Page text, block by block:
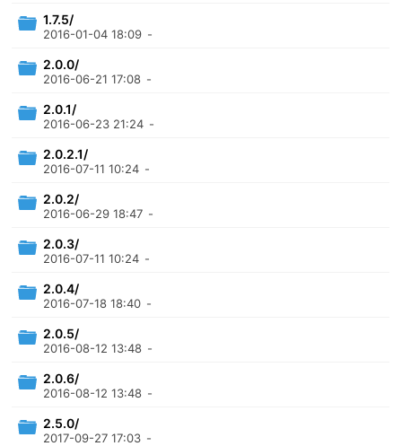
1.7.5/
2016-01-04 18:09 -
2.0.0/
2016-06-21 17:08 -
2.0.1/
2016-06-23 21:24 -
2.0.2.1/
2016-07-11 10:24 -
2.0.2/
2016-06-29 18:47 -
2.0.3/
2016-07-11 10:24 -
2.0.4/
2016-07-18 18:40 -
2.0.5/
2016-08-12 13:48 -
2.0.6/
2016-08-12 13:48 -
2.5.0/
2017-09-27 17:03 -